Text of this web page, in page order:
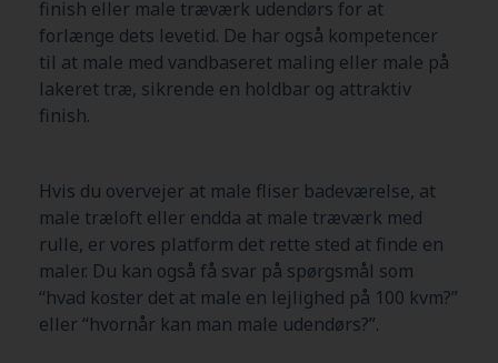
finish eller male træværk udendørs for at
forlænge dets levetid. De har også kompetencer
til at male med vandbaseret maling eller male på
lakeret træ, sikrende en holdbar og attraktiv
finish.
Hvis du overvejer at male fliser badeværelse, at
male træloft eller endda at male træværk med
rulle, er vores platform det rette sted at finde en
maler. Du kan også få svar på spørgsmål som
“hvad koster det at male en lejlighed på 100 kvm?”
eller “hvornår kan man male udendørs?”.